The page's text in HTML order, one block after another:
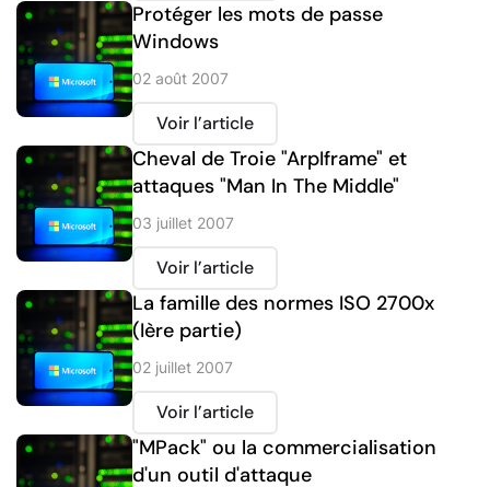
Protéger les mots de passe
Windows
02 août 2007
Voir l’article
Cheval de Troie "ArpIframe" et
attaques "Man In The Middle"
03 juillet 2007
Voir l’article
La famille des normes ISO 2700x
(Ière partie)
02 juillet 2007
Voir l’article
"MPack" ou la commercialisation
d'un outil d'attaque